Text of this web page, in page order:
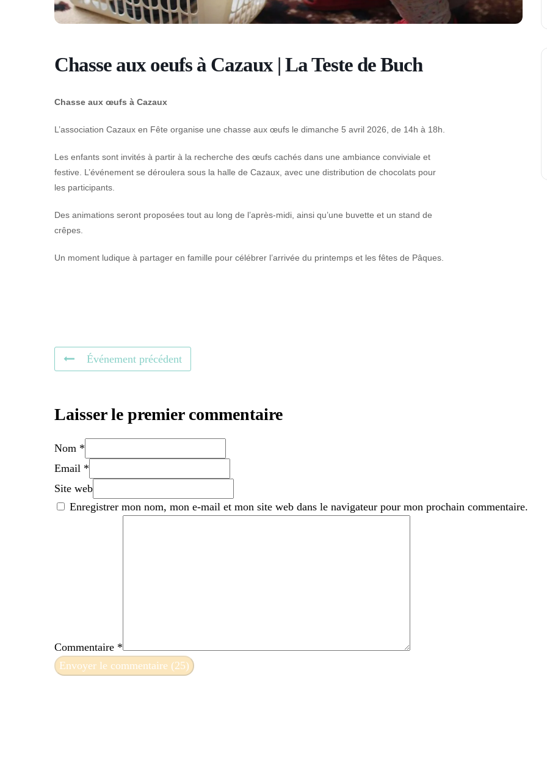
Chasse aux oeufs à Cazaux | La Teste de Buch
Chasse aux œufs à Cazaux
L’association Cazaux en Fête organise une chasse aux œufs le dimanche 5 avril 2026, de 14h à 18h.
Les enfants sont invités à partir à la recherche des œufs cachés dans une ambiance conviviale et
festive. L’événement se déroulera sous la halle de Cazaux, avec une distribution de chocolats pour
les participants.
Des animations seront proposées tout au long de l’après-midi, ainsi qu’une buvette et un stand de
crêpes.
Un moment ludique à partager en famille pour célébrer l’arrivée du printemps et les fêtes de Pâques.
Événement précédent
Laisser le premier commentaire
Nom *
Email *
Site web
Enregistrer mon nom, mon e-mail et mon site web dans le navigateur pour mon prochain commentaire.
Commentaire *